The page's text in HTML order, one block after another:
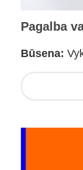
Pagalba
Būsena: